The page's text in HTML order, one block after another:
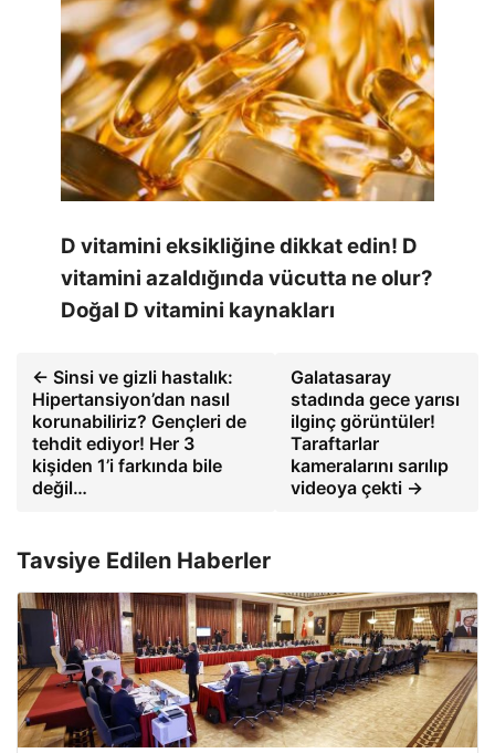
D vitamini eksikliğine dikkat edin! D
vitamini azaldığında vücutta ne olur?
Doğal D vitamini kaynakları
← Sinsi ve gizli hastalık:
Hipertansiyon’dan nasıl
korunabiliriz? Gençleri de
tehdit ediyor! Her 3
kişiden 1’i farkında bile
değil…
Galatasaray
stadında gece yarısı
ilginç görüntüler!
Taraftarlar
kameralarını sarılıp
videoya çekti →
Tavsiye Edilen Haberler